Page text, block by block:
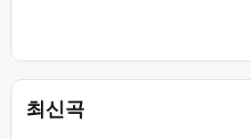
최신곡